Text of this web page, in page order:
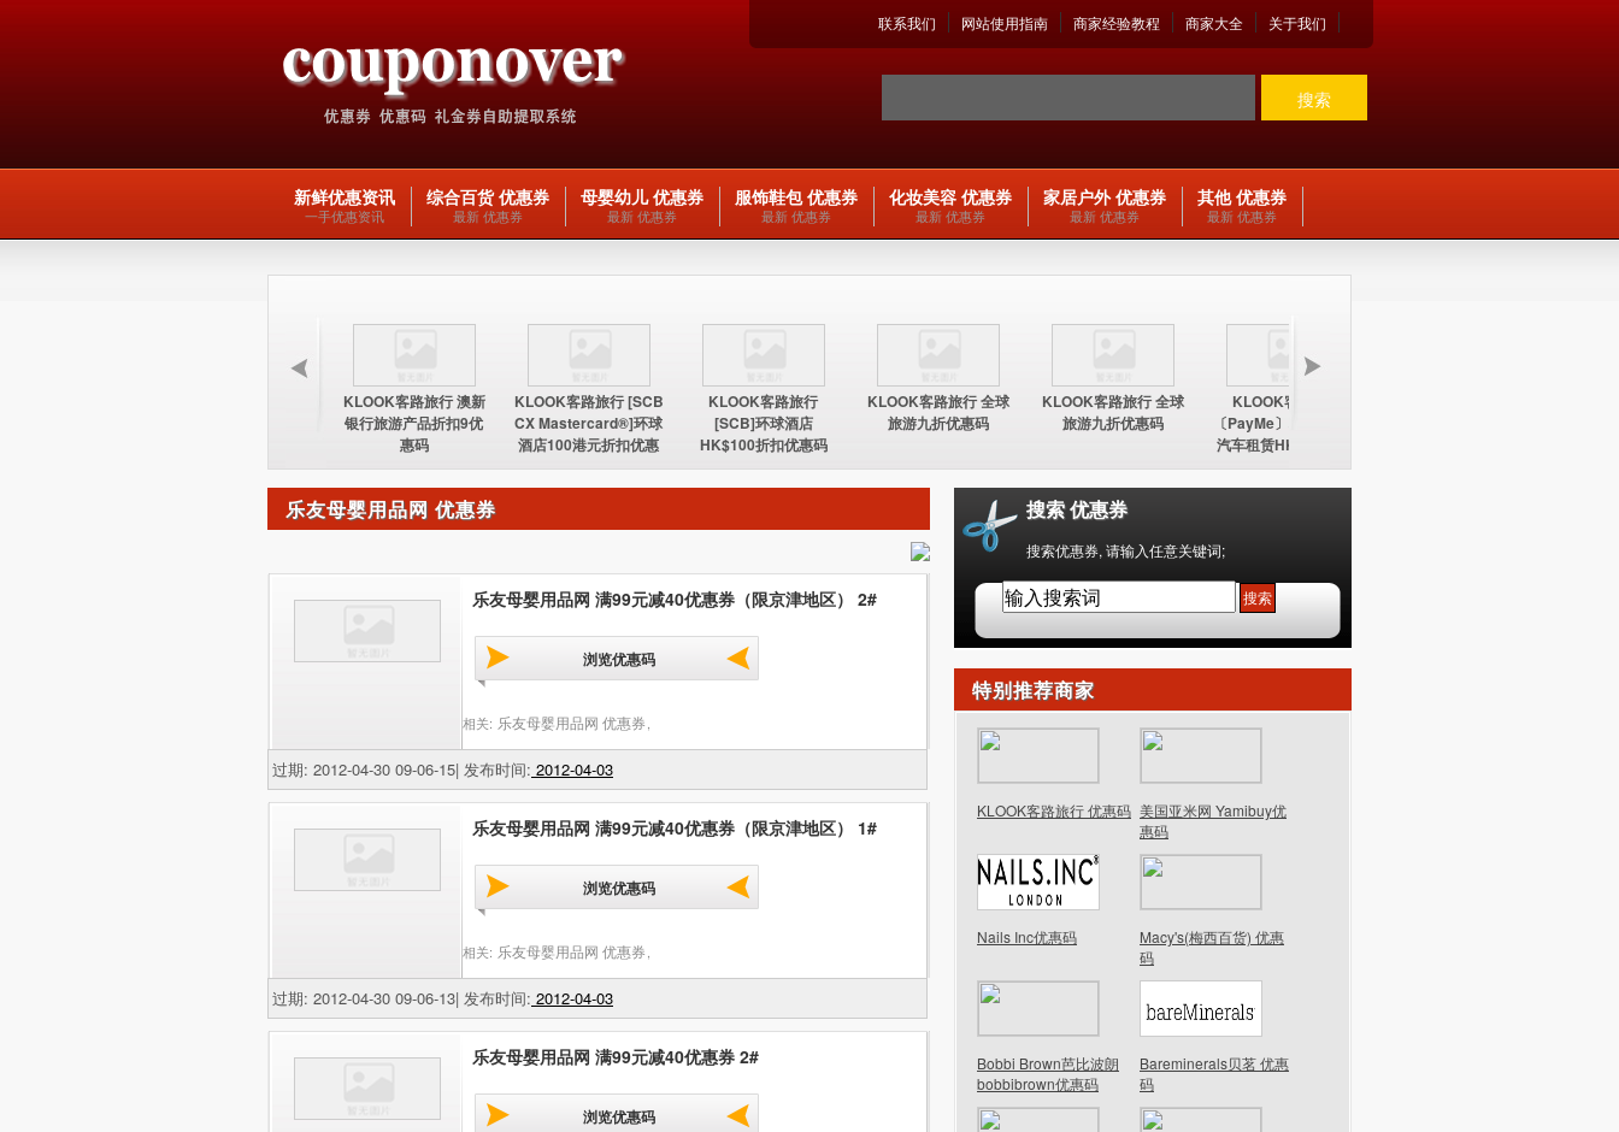
关于我们
商家大全
商家经验教程
网站使用指南
联系我们
搜索
新鲜优惠资讯
一手优惠资讯
综合百货 优惠券
最新 优惠券
母婴幼儿 优惠券
最新 优惠券
服饰鞋包 优惠券
最新 优惠券
化妆美容 优惠券
最新 优惠券
家居户外 优惠券
最新 优惠券
其他 优惠券
最新 优惠券
KLOOK客路旅行 澳新
银行旅游产品折扣9优
惠码
KLOOK客路旅行 [SCB
CX Mastercard®]环球
酒店100港元折扣优惠
码
KLOOK客路旅行
[SCB]环球酒店
HK$100折扣优惠码
KLOOK客路旅行 全球
旅游九折优惠码
KLOOK客路旅行 全球
旅游九折优惠码
KLOOK客路旅行
〔PayMe〕环球酒店及
汽车租赁HK$100折扣
优惠码
乐友母婴用品网 优惠券
乐友母婴用品网 满99元减40优惠券（限京津地区） 2#
浏览优惠码
相关: 乐友母婴用品网 优惠券
过期: 2012-04-30 09-06-15| 发布时间: 2012-04-03
乐友母婴用品网 满99元减40优惠券（限京津地区） 1#
浏览优惠码
相关: 乐友母婴用品网 优惠券
过期: 2012-04-30 09-06-13| 发布时间: 2012-04-03
乐友母婴用品网 满99元减40优惠券 2#
浏览优惠码
搜索 优惠券
搜索优惠券, 请输入任意关键词;
特别推荐商家
KLOOK客路旅行 优惠码 美国亚米网 Yamibuy优
惠码
Nails Inc优惠码
Macy's(梅西百货) 优惠
码
Bobbi Brown芭比波朗
bobbibrown优惠码
Bareminerals贝茗 优惠
码